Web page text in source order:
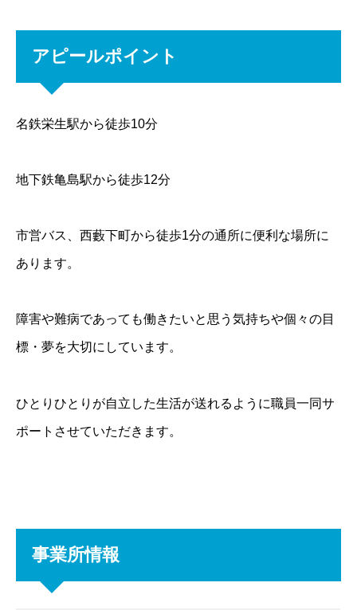
アピールポイント
名鉄栄生駅から徒歩10分
地下鉄亀島駅から徒歩12分
市営バス、西藪下町から徒歩1分の通所に便利な場所に
あります。
障害や難病であっても働きたいと思う気持ちや個々の目
標・夢を大切にしています。
ひとりひとりが自立した生活が送れるように職員一同サ
ポートさせていただきます。
事業所情報